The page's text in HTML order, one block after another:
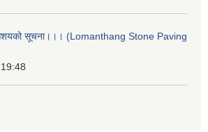
सूचना।।। (Lomanthang Stone Paving